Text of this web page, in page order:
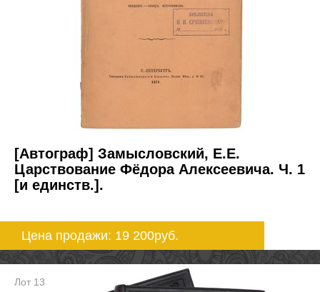
[Автограф] Замысловский, Е.Е.
Царствование Фёдора Алексеевича. Ч. 1
[и единств.].
Цена продажи: 19 200руб.
Лот 13